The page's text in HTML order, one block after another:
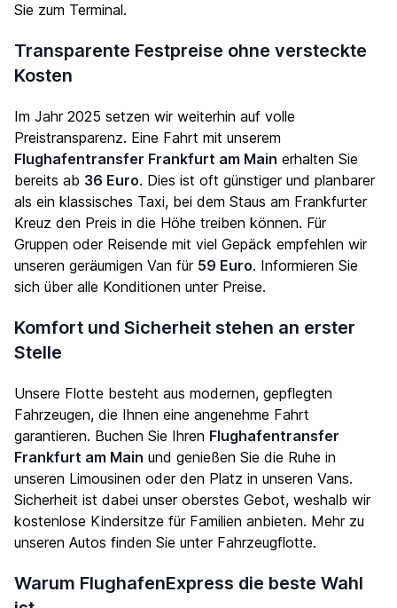
Sie zum Terminal.
Transparente Festpreise ohne versteckte
Kosten
Im Jahr 2025 setzen wir weiterhin auf volle
Preistransparenz. Eine Fahrt mit unserem
Flughafentransfer Frankfurt am Main erhalten Sie
bereits ab 36 Euro. Dies ist oft günstiger und planbarer
als ein klassisches Taxi, bei dem Staus am Frankfurter
Kreuz den Preis in die Höhe treiben können. Für
Gruppen oder Reisende mit viel Gepäck empfehlen wir
unseren geräumigen Van für 59 Euro. Informieren Sie
sich über alle Konditionen unter Preise.
Komfort und Sicherheit stehen an erster
Stelle
Unsere Flotte besteht aus modernen, gepflegten
Fahrzeugen, die Ihnen eine angenehme Fahrt
garantieren. Buchen Sie Ihren Flughafentransfer
Frankfurt am Main und genießen Sie die Ruhe in
unseren Limousinen oder den Platz in unseren Vans.
Sicherheit ist dabei unser oberstes Gebot, weshalb wir
kostenlose Kindersitze für Familien anbieten. Mehr zu
unseren Autos finden Sie unter Fahrzeugflotte.
Warum FlughafenExpress die beste Wahl